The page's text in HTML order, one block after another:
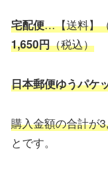
宅配便…【送料】
1,650円（税込）
日本郵便ゆうパケ
購入金額の合計が
とです。